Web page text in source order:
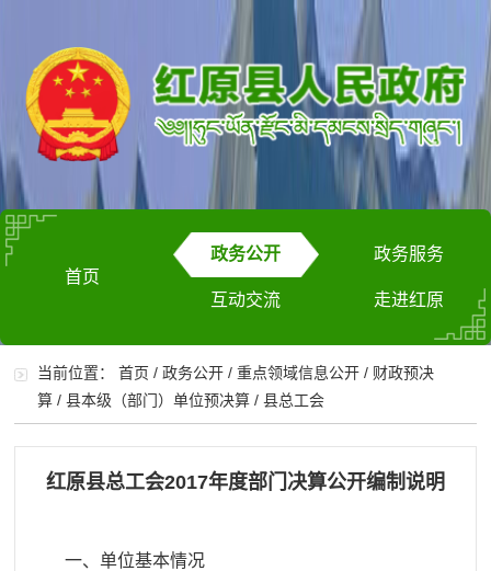
首页
政务公开 政务服务
互动交流 走进红原
当前位置：首页 /政务公开 /重点领域信息公开 / 财政预决
算 /县本级（部门）单位预决算 /县总工会
红原县总工会2017年度部门决算公开编制说明
一、单位基本情况